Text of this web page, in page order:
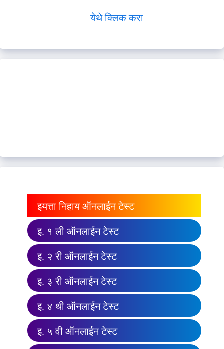
येथे क्लिक करा
इयत्ता निहाय ऑनलाईन टेस्ट
इ. १ ली ऑनलाईन टेस्ट
इ. २ री ऑनलाईन टेस्ट
इ. ३ री ऑनलाईन टेस्ट
इ. ४ थी ऑनलाईन टेस्ट
इ. ५ वी ऑनलाईन टेस्ट